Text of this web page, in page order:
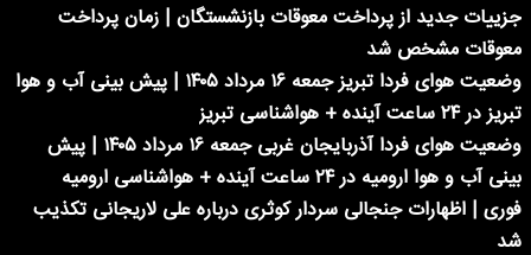
جزییات جدید از پرداخت معوقات بازنشستگان | زمان پرداخت
معوقات مشخص شد
وضعیت هوای فردا تبریز جمعه ۱۶ مرداد ۱۴۰۵ | پیش بینی آب و هوا
تبریز در ۲۴ ساعت آینده + هواشناسی تبریز
وضعیت هوای فردا آذربایجان غربی جمعه ۱۶ مرداد ۱۴۰۵ | پیش
بینی آب و هوا ارومیه در ۲۴ ساعت آینده + هواشناسی ارومیه
فوری | اظهارات جنجالی سردار کوثری درباره علی لاریجانی تکذیب
شد